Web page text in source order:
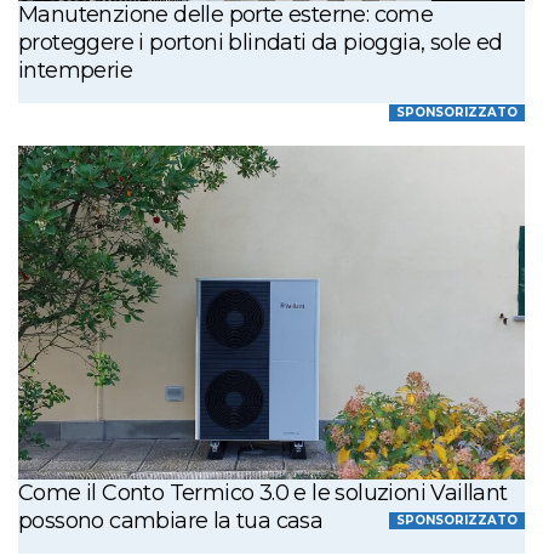
Manutenzione delle porte esterne: come
proteggere i portoni blindati da pioggia, sole ed
intemperie
SPONSORIZZATO
Come il Conto Termico 3.0 e le soluzioni Vaillant
possono cambiare la tua casa
SPONSORIZZATO